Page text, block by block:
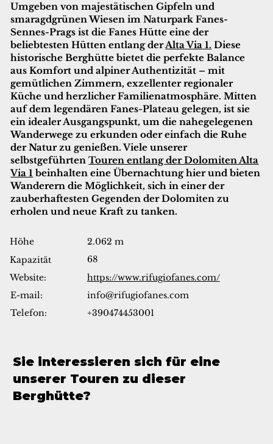
Umgeben von majestätischen Gipfeln und
smaragdgrünen Wiesen im Naturpark Fanes-
Sennes-Prags istdie Fanes Hütte eine der
beliebtesten Hütten entlang derAlta Via 1. Diese
historische Berghütte bietet die perfekte Balance
aus Komfort und alpiner Authentizität – mit
gemütlichen Zimmern, exzellenter regionaler
Küche und herzlicher Familienatmosphäre. Mitten
auf dem legendären Fanes-Plateau gelegen, ist sie
ein idealer Ausgangspunkt, um die nahegelegenen
Wanderwege zu erkunden oder einfach die Ruhe
der Natur zu genießen. Viele unserer
selbstgeführten Touren entlang der Dolomiten Alta
Via 1 beinhalten eine Übernachtung hier und bieten
Wanderern die Möglichkeit, sich in einer der
zauberhaftesten Gegenden der Dolomiten zu
erholen und neue Kraft zu tanken.
Höhe
2.062 m
Kapazität
68
Website:
https://www.rifugiofanes.com/
E-mail:
info@rifugiofanes.com
Telefon:
+390474453001
Sie interessieren sich für eine
unserer Touren zu dieser
Berghütte?